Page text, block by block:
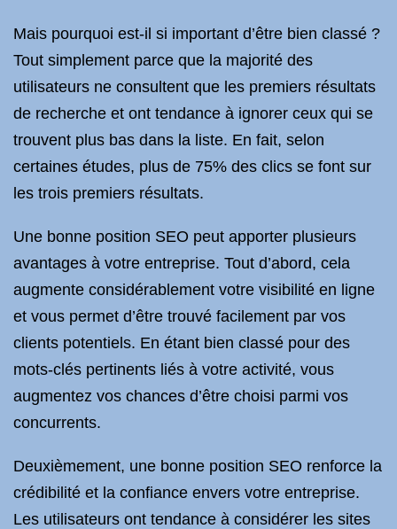
Mais pourquoi est-il si important d’être bien classé ?
Tout simplement parce que la majorité des
utilisateurs ne consultent que les premiers résultats
de recherche et ont tendance à ignorer ceux qui se
trouvent plus bas dans la liste. En fait, selon
certaines études, plus de 75% des clics se font sur
les trois premiers résultats.
Une bonne position SEO peut apporter plusieurs
avantages à votre entreprise. Tout d’abord, cela
augmente considérablement votre visibilité en ligne
et vous permet d’être trouvé facilement par vos
clients potentiels. En étant bien classé pour des
mots-clés pertinents liés à votre activité, vous
augmentez vos chances d’être choisi parmi vos
concurrents.
Deuxièmement, une bonne position SEO renforce la
crédibilité et la confiance envers votre entreprise.
Les utilisateurs ont tendance à considérer les sites